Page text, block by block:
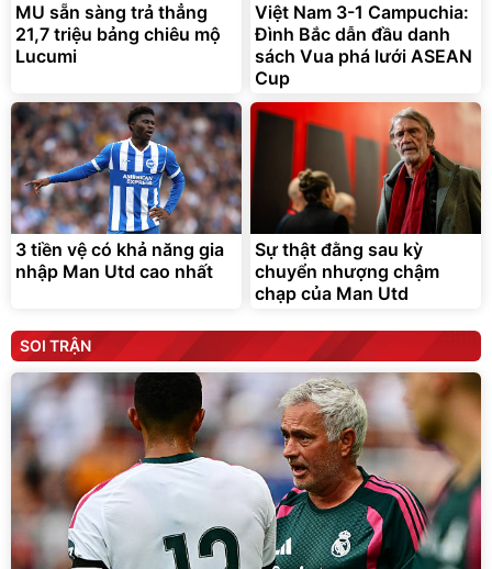
MU sẵn sàng trả thẳng
21,7 triệu bảng chiêu mộ
Lucumi
Việt Nam 3-1 Campuchia:
Đình Bắc dẫn đầu danh
sách Vua phá lưới ASEAN
Cup
3 tiền vệ có khả năng gia
nhập Man Utd cao nhất
Sự thật đằng sau kỳ
chuyển nhượng chậm
chạp của Man Utd
SOI TRẬN